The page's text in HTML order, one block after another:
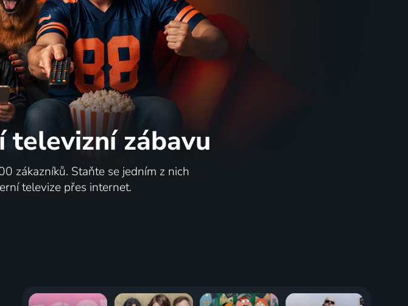
televizní zábavu
zákazníků. Staňte se jedním z nich
televize přes internet.